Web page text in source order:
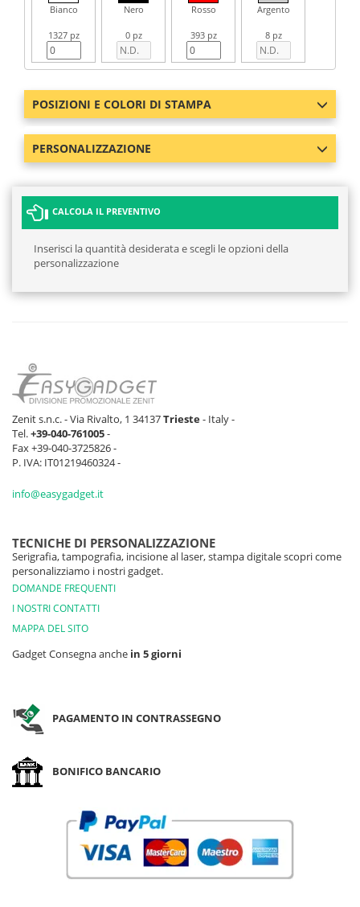
Bianco
1327 pz
Nero
0 pz
Rosso
393 pz
Argento
8 pz
POSIZIONI E COLORI DI STAMPA
PERSONALIZZAZIONE
CALCOLA IL PREVENTIVO
Inserisci la quantità desiderata e scegli le opzioni della
personalizzazione
Zenit s.n.c. - Via Rivalto, 1 34137Trieste- Italy -
Tel.+39-040-761005-
Fax +39-040-3725826 -
P. IVA: IT01219460324 -
info@easygadget.it
TECNICHE DI PERSONALIZZAZIONE
Serigrafia, tampografia, incisione al laser, stampa digitale scopri come
personalizziamo i nostri gadget.
DOMANDE FREQUENTI
I NOSTRI CONTATTI
MAPPA DEL SITO
Gadget Consegna anche in 5 giorni
PAGAMENTO IN CONTRASSEGNO
BONIFICO BANCARIO